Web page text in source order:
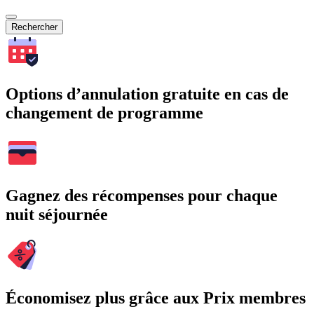
Rechercher
Options d’annulation gratuite en cas de
changement de programme
Gagnez des récompenses pour chaque
nuit séjournée
Économisez plus grâce aux Prix membres